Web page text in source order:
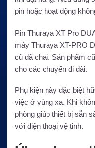
pin hoặc hoạt động
Pin Thuraya XT Pro
máy Thuraya XT-PRO
cũ đã chai. Sản phẩm
cho các chuyến đi dài.
Phụ kiện này đặc biệt
việc ở vùng xa. Khi
phòng giúp thiết bị sẵn
với điện thoại vệ tinh.